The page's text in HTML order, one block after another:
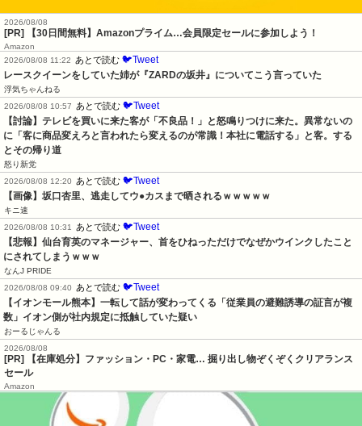
2026/08/08
[PR] 【30日間無料】Amazonプライム…会員限定セールに参加しよう！
Amazon
2026/08/08 11:22
あとで読む 🐦Tweet
レースクイーンをしていた姉が『ZARDの坂井』についてこう言っていた
浮気ちゃんねる
2026/08/08 10:57
あとで読む 🐦Tweet
【討論】テレビを買いに来た客が「不良品！」と怒鳴りつけに来た。異常ないの
に「客に商品変えろと言われたら変えるのが常識！本社に電話する」と客。する
とその帰り道
怒り新党
2026/08/08 12:20
あとで読む 🐦Tweet
【画像】坂口杏里、逃走してウ●カスまで晒されるｗｗｗｗｗ
キニ速
2026/08/08 10:31
あとで読む 🐦Tweet
【悲報】仙台育英のマネージャー、首をひねっただけでなぜかウインクしたこと
にされてしまうｗｗｗ
なんJ PRIDE
2026/08/08 09:40
あとで読む 🐦Tweet
【イオンモール熊本】一転して話が変わってくる「従業員の避難誘導の証言が複
数」イオン側が社内規定に抵触していた疑い
おーるじゃんる
2026/08/08
[PR] 【在庫処分】ファッション・PC・家電… 掘り出し物ぞくぞくクリアランス
セール
Amazon